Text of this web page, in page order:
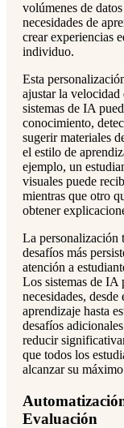
volúmenes de
necesidades de
crear experiencias
individuo.
Esta
ajustar la
sistemas de IA
conocimiento,
sugerir materiales
el estilo de
ejemplo, un
visuales puede
mientras que otro
obtener
La personalización
desafíos más
atención a
Los sistemas de IA
necesidades,
aprendizaje hasta
desafíos
reducir
que todos los
alcanzar su
Evaluación